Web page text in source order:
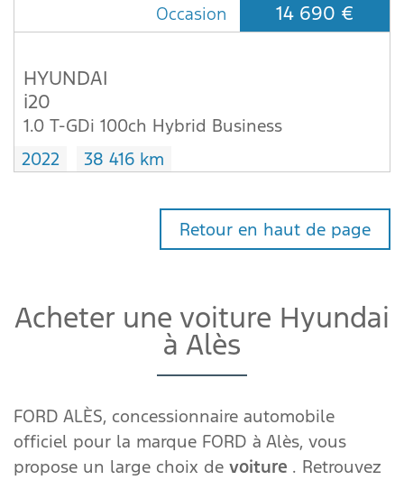
Occasion 14 690 €
HYUNDAI
i20
1.0 T-GDi 100ch Hybrid Business
2022
38 416 km
Retour en haut de page
Acheter une voiture Hyundai
à Alès
FORD ALÈS, concessionnaire automobile
officiel pour la marque FORD à Alès, vous
propose un large choix de voiture . Retrouvez